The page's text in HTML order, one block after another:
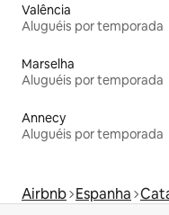
Valência
Aluguéis por temporada
Marselha
Aluguéis por temporada
Annecy
Aluguéis por temporada
Airbnb Espanha